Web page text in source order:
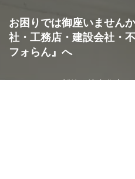
『納得の時間短縮』が
お困りでは御座いません
社・工務店・建設会社・
フォらん』へ